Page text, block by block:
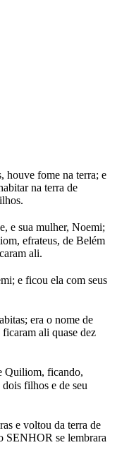
houve fome na terra; e
na terra de
e sua mulher, Noemi;
efrateus, de Belém
ali.
e ficou ela com seus
era o nome de
ali quase dez
Quiliom, ficando,
dois filhos e de seu
e voltou da terra de
SENHOR se lembrara